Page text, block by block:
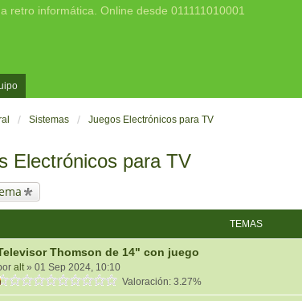
retro informática. Online desde 011111010001
Sistemas Juegos Electrónicos para TV
Electrónicos para TV
TEMAS
Thomson de 14" con juego
alt» 01 Sep 2024, 10:10
Valoración: 3.27%